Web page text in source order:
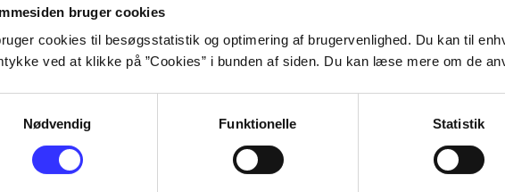
bruger cookies
cookies til besøgsstatistik og optimering af brugervenlighed. Du kan til
ved at klikke på ”Cookies” i bunden af siden. Du kan læse mere om de
Nødvendig
Funktionelle Statistik
...